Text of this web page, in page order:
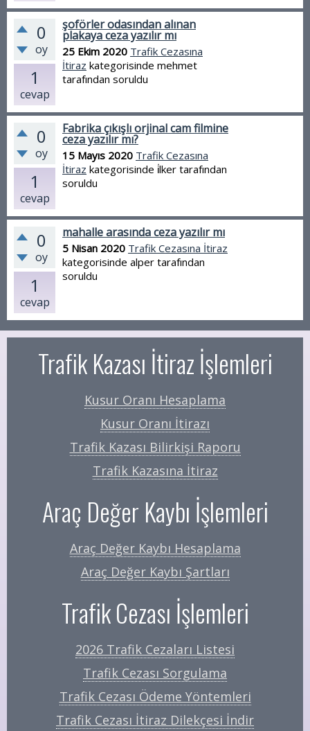
0
oy
1
cevap
şoförler odasından alınan
plakaya ceza yazılır mı
25 Ekim 2020 Trafik Cezasına
İtiraz kategorisinde mehmet
tarafından soruldu
0
oy
1
cevap
Fabrika çıkışlı orjinal cam filmine
ceza yazılır mı?
15 Mayıs 2020 Trafik Cezasına
İtiraz kategorisinde i̇lker tarafından
soruldu
0
oy
1
cevap
mahalle arasında ceza yazılır mı
5 Nisan 2020 Trafik Cezasına İtiraz
kategorisinde alper tarafından
soruldu
Trafik Kazası İtiraz İşlemleri
Kusur Oranı Hesaplama
Kusur Oranı İtirazı
Trafik Kazası Bilirkişi Raporu
Trafik Kazasına İtiraz
Araç Değer Kaybı İşlemleri
Araç Değer Kaybı Hesaplama
Araç Değer Kaybı Şartları
Trafik Cezası İşlemleri
2026 Trafik Cezaları Listesi
Trafik Cezası Sorgulama
Trafik Cezası Ödeme Yöntemleri
Trafik Cezası İtiraz Dilekçesi İndir